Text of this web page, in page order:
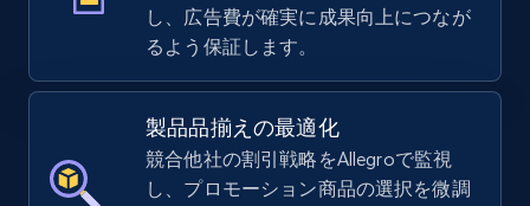
TikTok Shop - Collect TikTok shop products
by keywords search
URL, Title, Available, Description, Currency, Initial
price, Final price, Discount percent, and more.
668+ 今すぐ始める
し、広告費が確実に成果向上につなが
るよう保証します。
製品品揃えの最適化
競合他社の割引戦略をAllegroで監視
し、プロモーション商品の選択を微調